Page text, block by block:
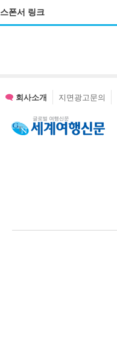
스폰서 링크
회사소개 지면광고문의